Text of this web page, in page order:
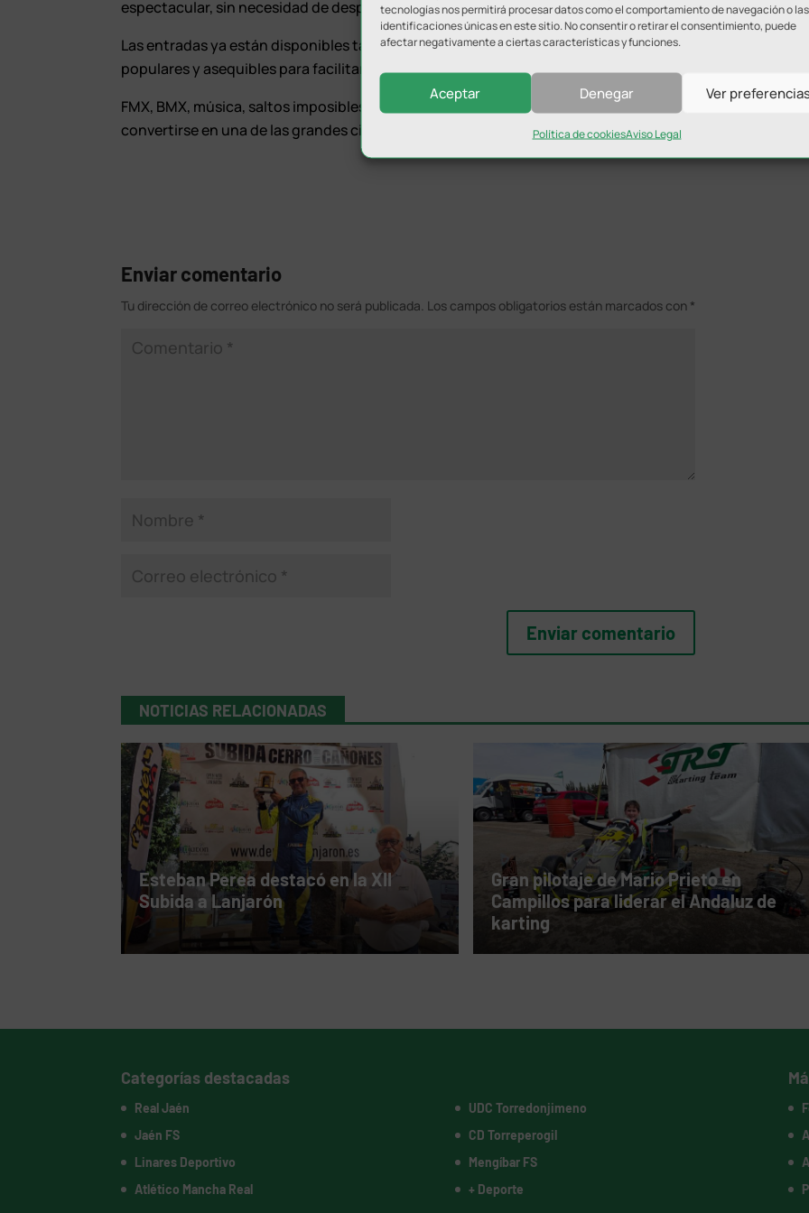
tecnologías nos permitirá procesar datos como el comportamiento de navegación o las
identificaciones únicas en este sitio. No consentir o retirar el consentimiento, puede
afectar negativamente a ciertas características y funciones.
Aceptar Denegar Ver
Política de cookiesAviso Legal
espectacular, sin necesidad de desplazarse a otras ciudades”.
Las entradas ya están disponibles tanto online como en distintos puntos físicos de venta, con precios
populares y asequibles para facilitar la asistencia de todos los públicos.
FMX, BMX, música, saltos imposibles y los mejores pilotos del momento en una noche que promete
convertirse en una de las grandes citas del verano en Úbeda.
Enviar comentario
Tu dirección de correo electrónico no será publicada. Los campos obligatorios están marcados con *
NOTICIAS RELACIONADAS
Esteban Perea destacó en la XII
Subida a Lanjarón
Gran pilotaje de Mario Prieto en
Campillos para liderar el Andaluz de
karting
Categorías destacadas
Real Jaén
Jaén FS
Linares Deportivo
Atlético Mancha Real
UDC Torredonjimeno
CD Torreperogil
Mengíbar FS
+ Deporte